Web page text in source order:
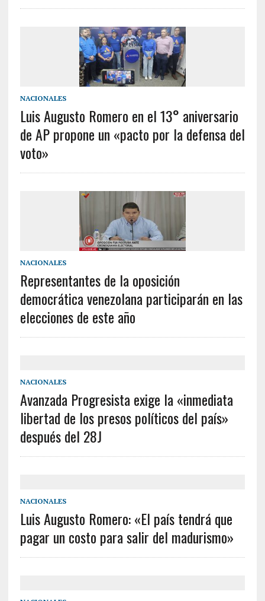
NACIONALES
Luis Augusto Romero en el 13° aniversario
de AP propone un «pacto por la defensa del
voto»
NACIONALES
Representantes de la oposición
democrática venezolana participarán en las
elecciones de este año
NACIONALES
Avanzada Progresista exige la «inmediata
libertad de los presos políticos del país»
después del 28J
NACIONALES
Luis Augusto Romero: «El país tendrá que
pagar un costo para salir del madurismo»